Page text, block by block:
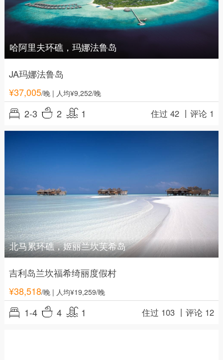
哈阿里夫环礁，玛娜法鲁岛
JA玛娜法鲁岛
¥37,005/晚| 人均¥9,252/晚
2-3 2 1 住过 42 丨评论 1
北马累环礁，姬丽兰坎芙希岛
吉利岛兰坎福希绮丽度假村
¥38,518/晚| 人均¥19,259/晚
1-4 4 1 住过 103 丨评论 12